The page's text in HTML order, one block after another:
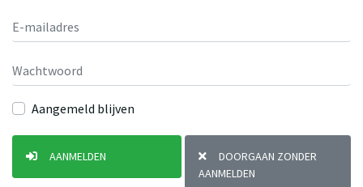
Aangemeld blijven
AANMELDEN
DOORGAAN ZONDER
AANMELDEN